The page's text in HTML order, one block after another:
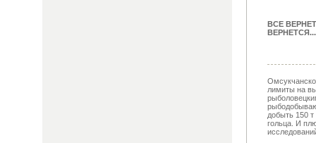
ВСЕ
ВЕРНЕТСЯ...
лимиты на
добыть 150
гольца. И